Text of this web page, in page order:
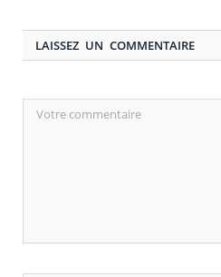
LAISSEZ UN COMMENTAIRE